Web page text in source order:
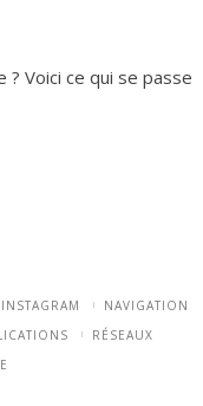
Voici ce qui se passe
INSTAGRAM
NAVIGATION
RÉSEAUX